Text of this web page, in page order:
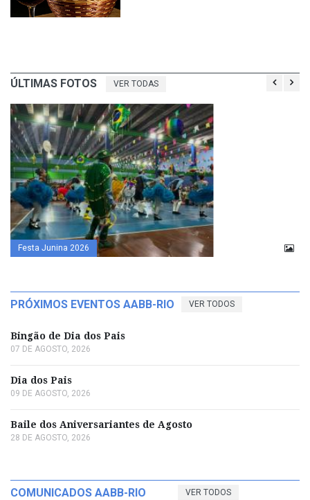
ÚLTIMAS FOTOS VER TODAS
Festa Junina 2026
PRÓXIMOS EVENTOS AABB-RIO VER TODOS
Bingão de Dia dos Pais
07 DE AGOSTO, 2026
Dia dos Pais
09 DE AGOSTO, 2026
Baile dos Aniversariantes de Agosto
28 DE AGOSTO, 2026
COMUNICADOS AABB-RIO VER TODOS